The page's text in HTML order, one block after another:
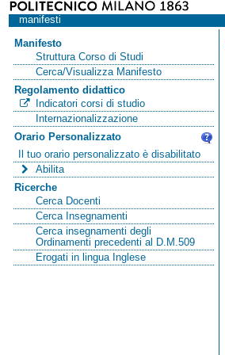
manifesti
Manifesto
Struttura Corso di Studi
Cerca/Visualizza Manifesto
Regolamento didattico
Indicatori corsi di studio
Internazionalizzazione
Orario Personalizzato
Il tuo orario personalizzato è disabilitato
Abilita
Ricerche
Cerca Docenti
Cerca Insegnamenti
Cerca insegnamenti degli
Ordinamenti precedenti al D.M.509
Erogati in lingua Inglese